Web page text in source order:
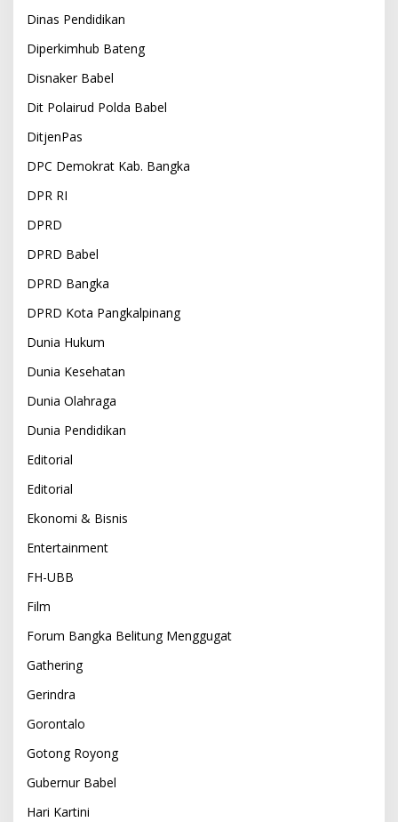
Dinas Pendidikan
Diperkimhub Bateng
Disnaker Babel
Dit Polairud Polda Babel
DitjenPas
DPC Demokrat Kab. Bangka
DPR RI
DPRD
DPRD Babel
DPRD Bangka
DPRD Kota Pangkalpinang
Dunia Hukum
Dunia Kesehatan
Dunia Olahraga
Dunia Pendidikan
Editorial
Editorial
Ekonomi & Bisnis
Entertainment
FH-UBB
Film
Forum Bangka Belitung Menggugat
Gathering
Gerindra
Gorontalo
Gotong Royong
Gubernur Babel
Hari Kartini